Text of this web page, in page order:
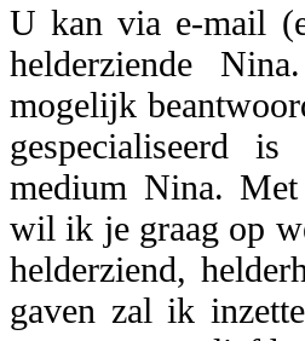
U kan via e-mail
helderziende
mogelijk
gespecialiseerd
medium Nina.
wil ik je graag op
helderziend,
gaven zal ik